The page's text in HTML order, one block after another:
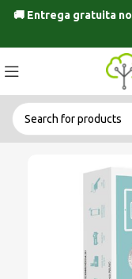
🚚 Entrega gratuita no